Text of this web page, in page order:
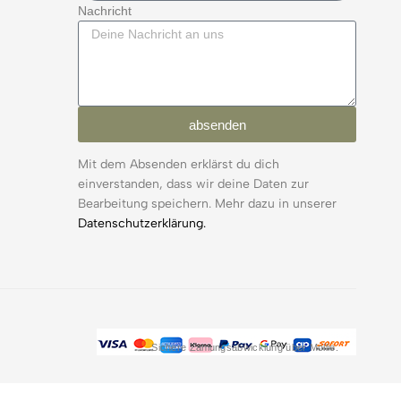
Nachricht
absenden
Mit dem Absenden erklärst du dich
einverstanden, dass wir deine Daten zur
Bearbeitung speichern. Mehr dazu in unserer
Datenschutzerklärung.
Sichere Zahlungsabwicklung über Mollie.